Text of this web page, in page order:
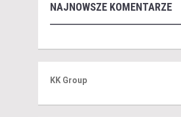
NAJNOWSZE KOMENTARZE
KK Group